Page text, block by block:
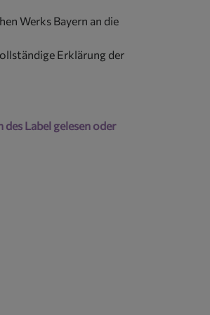
Werks Bayern an die
Erklärung der
Label gelesen oder